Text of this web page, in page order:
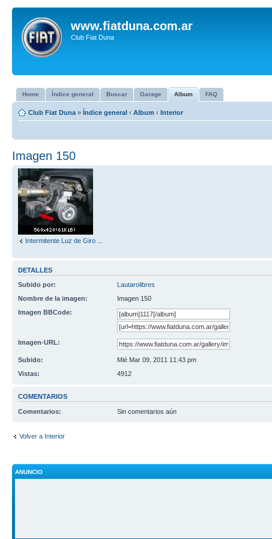
www.fiatduna.com.ar
Club Fiat Duna
Home Índice general Buscar Garage Album FAQ
Club Fiat Duna » Índice general ‹ Album ‹ Interior
Imagen 150
Intermitente Luz de Giro ...
DETALLES
Subido por:
Lautarolibres
Nombre de la imagen:
Imagen 150
Imagen BBCode:
Imagen-URL:
Subido:
Mié Mar 09, 2011 11:43 pm
Vistas:
4912
COMENTARIOS
Comentarios: Sin comentarios aún
Volver a Interior
ANUNCIO